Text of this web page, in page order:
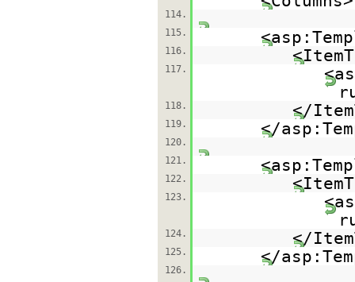
114.
115.
116.
117.
118. </
119. </
120.
121.
122.
123.
124. </
125. </
126.